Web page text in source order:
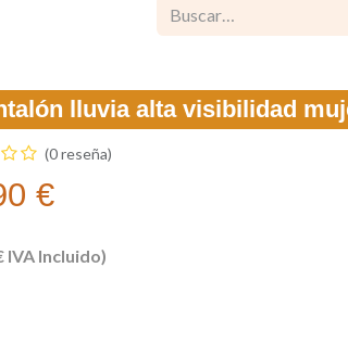
lluvia alta visibilidad
(0 reseña)
€
IVA Incluido)